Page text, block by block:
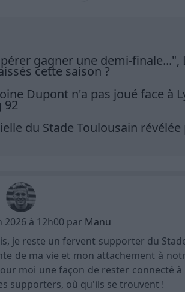
gagner une demi-finale...",
cette saison ?
Dupont n'a pas joué face à
92
du Stade Toulousain
2026 à 12h00 par Manu
je reste un fervent supporter du
de ma vie et mon attachement à
moi une façon de rester connecté
supporters, où qu'ils se trouvent !